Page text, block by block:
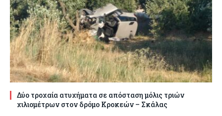
Δύο τροχαία ατυχήματα σε απόσταση μόλις τριών
χιλιομέτρων στον δρόμο Κροκεών – Σκάλας